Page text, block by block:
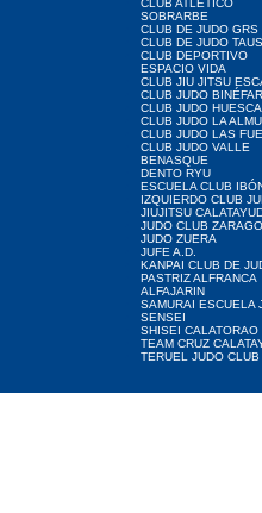
CLUB ATLETICO
SOBRARBE
CLUB DE JUDO GRS
CLUB DE JUDO
CLUB DEPORTIVO
ESPACIO VIDA
CLUB JIU JITSU
CLUB JUDO BINÉFAR
CLUB JUDO HUESCA
CLUB JUDO LA
CLUB JUDO LAS
CLUB JUDO VALLE
BENASQUE
DENTO RYU
ESCUELA CLUB
IZQUIERDO CLUB
JIUJITSU
JUDO CLUB
JUDO ZUERA
JUFE A.D.
KANPAI CLUB DE
PASTRIZ ALFRANCA
ALFAJARIN
SAMURAI ESCUELA
SENSEI
SHISEI CALATORAO
TEAM CRUZ
TERUEL JUDO CLUB